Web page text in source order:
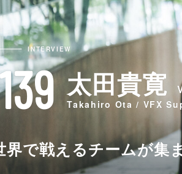
INTERVIEW
139 太田貴寛
Takahiro Ota / VFX
界で戦えるチームが集